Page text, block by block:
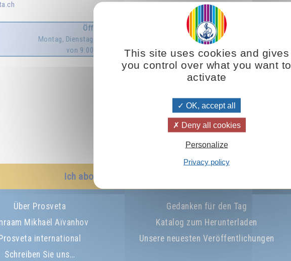
Öffnungszeiten
Montag, Dienstag, Mittwoch und Donnerstag
von 9:00 Uhr bis 11:30 Uhr
Ich abonniere den Newsletter
Über Prosveta
Mikhaël Aïvanhov
international
Schreiben Sie uns…
Gedanken für den Tag
Katalog zum Herunterladen
Unsere neuesten Veröffentlichungen
This site uses cookies and gives
you control over what you want to
activate
OK, accept all
Deny all cookies
Personalize
Privacy policy